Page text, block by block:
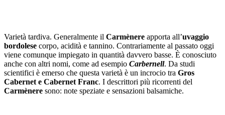
Varietà tardiva. Generalmente il Carmènere apporta all’uvaggio
bordolese corpo, acidità e tannino. Contrariamente al passato oggi
viene comunque impiegato in quantità davvero basse. È conosciuto
anche con altri nomi, come ad esempio Carbernell. Da studi
scientifici è emerso che questa varietà è un incrocio tra Gros
Cabernet e Cabernet Franc. I descrittori più ricorrenti del
Carmènere sono: note speziate e sensazioni balsamiche.